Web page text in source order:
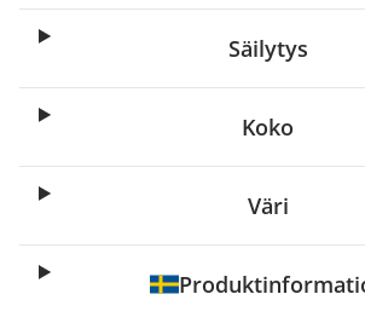
Säilytys
Koko
Väri